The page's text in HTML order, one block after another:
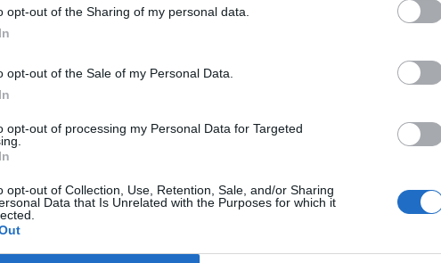
opt-out of the Sharing of my personal data.
opt-out of the Sale of my Personal Data.
opt-out of processing my Personal Data for Targeted
opt-out of Collection, Use, Retention, Sale, and/or Sharing
Data that Is Unrelated with the Purposes for which it
portfolio.hu hírarchívumához tartozik, melynek olvasása előfizetéses
cikkarchívum
elmúlt 2 év napon belüli
Előfizetés